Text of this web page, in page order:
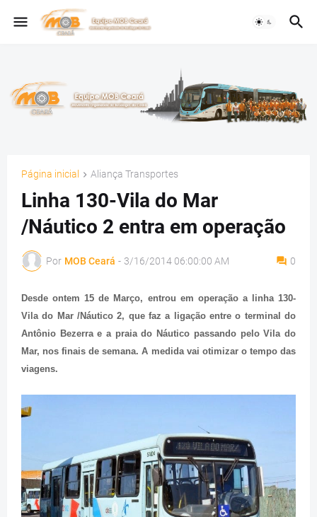
Página inicial Aliança Transportes
Linha 130-Vila do Mar
/Náutico 2 entra em operação
Por MOB Ceará - 3/16/2014 06:00:00 AM 0
Desde ontem 15 de Março, entrou em operação a linha 130-
Vila do Mar /Náutico 2, que faz a ligação entre o terminal do
Antônio Bezerra e a praia do Náutico passando pelo Vila do
Mar, nos finais de semana. A medida vai otimizar o tempo das
viagens.